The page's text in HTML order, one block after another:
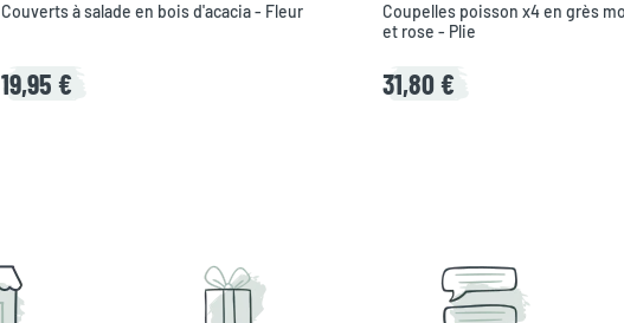
Couverts à salade en bois d'acacia - Fleur
19,95 €
Coupelles poisson x4 en grès
et rose - Plie
31,80 €